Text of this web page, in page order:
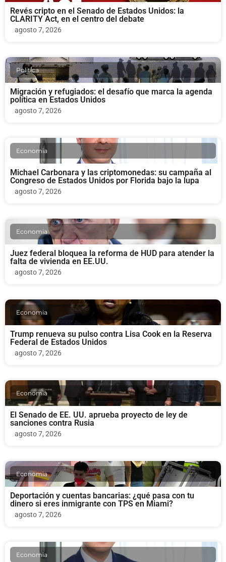
Revés cripto en el Senado de Estados Unidos: la
CLARITY Act, en el centro del debate
agosto 7, 2026
Politica
Migración y refugiados: el desafío que marca la agenda
política en Estados Unidos
agosto 7, 2026
Economia
Michael Carbonara y las criptomonedas: su campaña al
Congreso de Estados Unidos por Florida bajo la lupa
agosto 7, 2026
Economia
Juez federal bloquea la reforma de HUD para atender la
falta de vivienda en EE.UU.
agosto 7, 2026
Economia
Trump renueva su pulso contra Lisa Cook en la Reserva
Federal de Estados Unidos
agosto 7, 2026
Economia
El Senado de EE. UU. aprueba proyecto de ley de
sanciones contra Rusia
agosto 7, 2026
Economia
Deportación y cuentas bancarias: ¿qué pasa con tu
dinero si eres inmigrante con TPS en Miami?
agosto 7, 2026
Economia